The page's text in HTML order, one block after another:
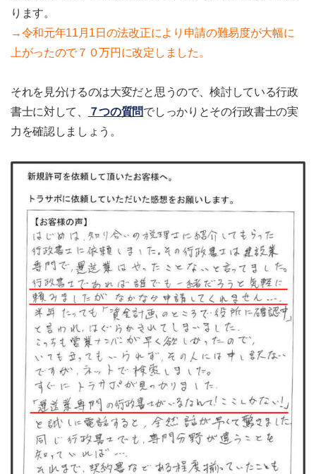
ります。
→令和元年11月1日の法改正により申請の難易度が大幅に
上がったので７０万円に改定しました。
それを見分けるのは大変だと思うので、検討している行政
書士に対して、
７つの質問でしっかりとその行政書士の実
力を確認しましょう。